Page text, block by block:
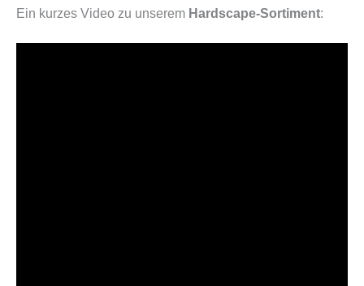
Ein kurzes Video zu unserem Hardscape-Sortiment: